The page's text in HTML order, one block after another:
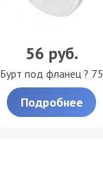
56 руб.
Бурт под фланец ? 75
Подробнее